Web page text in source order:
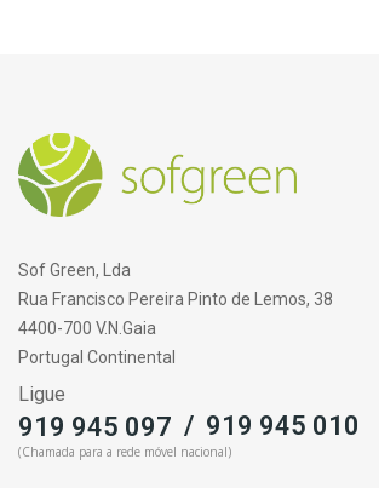
Sof Green, Lda
Rua Francisco Pereira Pinto de Lemos, 38
4400-700 V.N.Gaia
Portugal Continental
Ligue
919 945 097 / 919 945 010
(Chamada para a rede móvel nacional)